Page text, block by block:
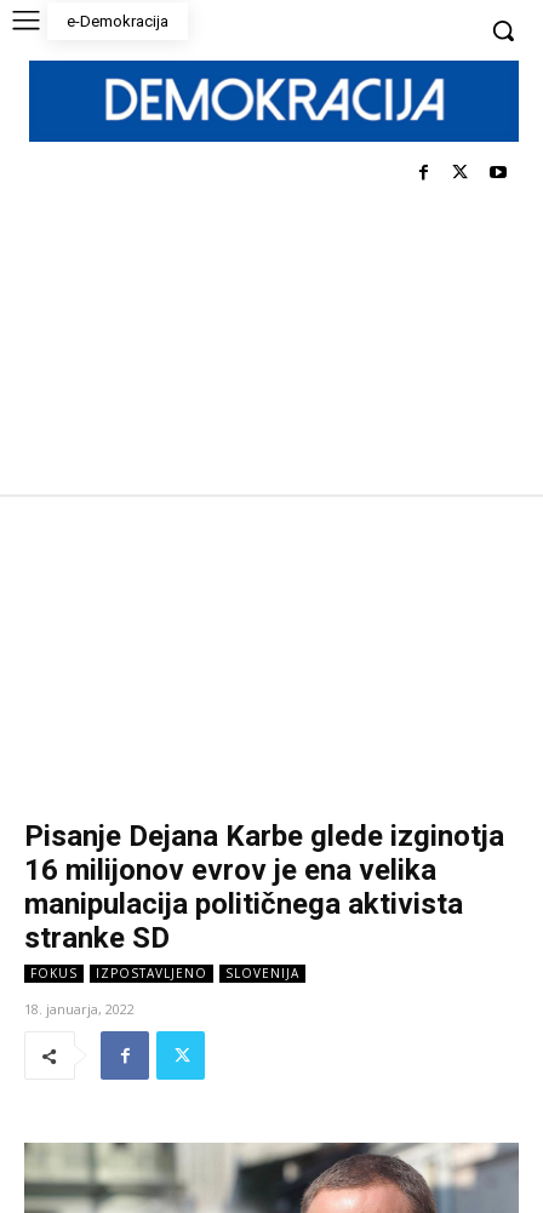
e-Demokracija
Pisanje Dejana Karbe glede izginotja
16 milijonov evrov je ena velika
manipulacija političnega aktivista
stranke SD
FOKUS IZPOSTAVLJENO SLOVENIJA
18. januarja, 2022